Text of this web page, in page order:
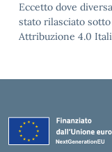
Eccetto dove
stato rilasciato
Attribuzione 4.0